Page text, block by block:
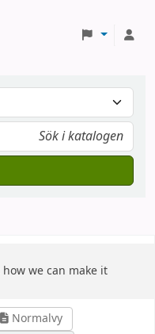
how we can make it
Normalvy